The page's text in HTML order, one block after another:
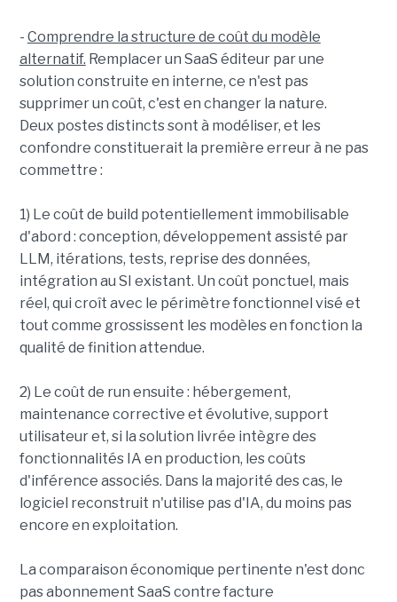
- Comprendre la structure de coût du modèle
alternatif. Remplacer un SaaS éditeur par une
solution construite en interne, ce n'est pas
supprimer un coût, c'est en changer la nature.
Deux postes distincts sont à modéliser, et les
confondre constituerait la première erreur à ne pas
commettre :
1) Le coût de build potentiellement immobilisable
d'abord : conception, développement assisté par
LLM, itérations, tests, reprise des données,
intégration au SI existant. Un coût ponctuel, mais
réel, qui croît avec le périmètre fonctionnel visé et
tout comme grossissent les modèles en fonction la
qualité de finition attendue.
2) Le coût de run ensuite : hébergement,
maintenance corrective et évolutive, support
utilisateur et, si la solution livrée intègre des
fonctionnalités IA en production, les coûts
d'inférence associés. Dans la majorité des cas, le
logiciel reconstruit n'utilise pas d'IA, du moins pas
encore en exploitation.
La comparaison économique pertinente n'est donc
pas abonnement SaaS contre facture